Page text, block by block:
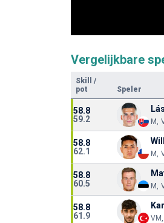
Vergelijkbare
Skill
/
pot
Speler
58.8
59.2
M,
58.8
62.1
M,
58.8
60.5
M,
58.8
61.9